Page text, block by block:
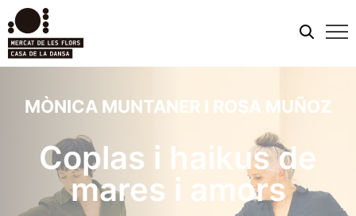
MÒNICA MUNTANER I ROSA MUÑOZ
Coplas i haikus de
mares i amors